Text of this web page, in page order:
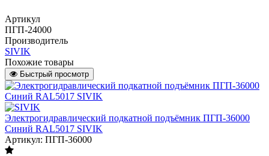
Артикул
ПГП-24000
Производитель
SIVIK
Похожие товары
Быстрый просмотр
Электрогидравлический подкатной подъёмник ПГП-36000
Синий RAL5017 SIVIK
Артикул: ПГП-36000